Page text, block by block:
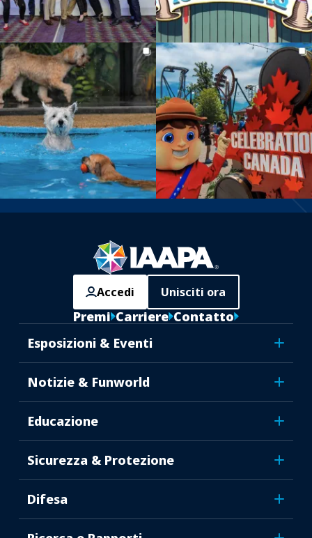
Accedi Unisciti ora
Premi Carriere Contatto
Esposizioni & Eventi
Notizie & Funworld
Educazione
Sicurezza & Protezione
Difesa